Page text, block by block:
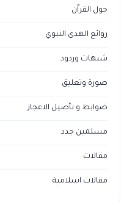
حول القراّن
روائع الهدى النبوي
شبهات وردود
صورة وتعليق
ضوابط و تأصيل الاعجاز
مسلمين جدد
مقالات
مقالات اسلامية